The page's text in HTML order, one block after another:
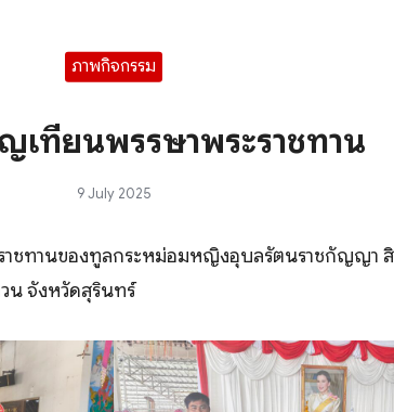
ภาพกิจกรรม
เทียนพรรษาพระราชทาน
9 July 2025
ชทานของทูลกระหม่อมหญิงอุบลรัตนราชกัญญา
น จังหวัดสุรินทร์